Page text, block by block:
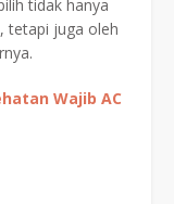
tidak hanya
tetapi juga oleh
Wajib AC